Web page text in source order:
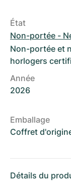
État
Non-portée -
Non-portée et
horlogers
Année
2026
Emballage
Coffret
Détails du